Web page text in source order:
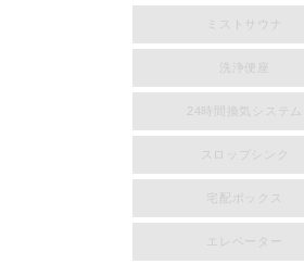
ミストサウナ
24時間換気システム
スロップシンク
宅配ボックス
エレベーター